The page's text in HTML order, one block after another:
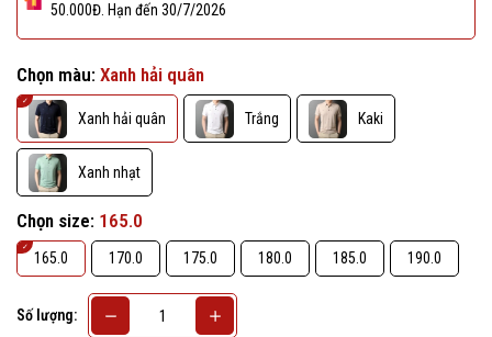
50.000Đ. Hạn đến 30/7/2026
Chọn màu: Xanh hải quân
Xanh hải quân Trắng Kaki
Xanh nhạt
Chọn size: 165.0
165.0 170.0 175.0 180.0 185.0 190.0
Số lượng: